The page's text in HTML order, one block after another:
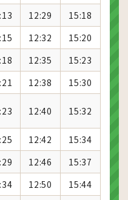
12:29
15:18
12:32
15:20
12:35
15:23
12:38
15:30
12:40 15:32
12:42
15:34
12:46
15:37
12:50
15:44